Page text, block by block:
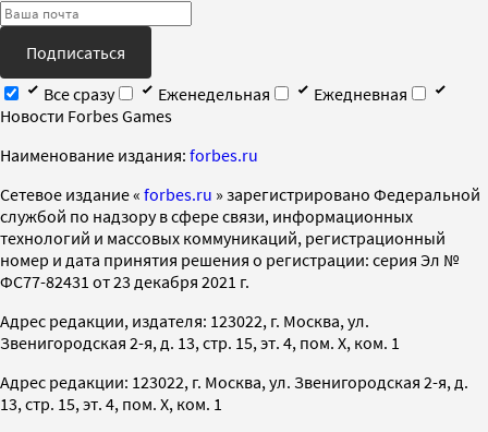
Подписаться
Все сразу
Еженедельная
Ежедневная
Новости Forbes Games
Наименование издания: forbes.ru
Cетевое издание « forbes.ru » зарегистрировано Федеральной
службой по надзору в сфере связи, информационных
технологий и массовых коммуникаций, регистрационный
номер и дата принятия решения о регистрации: серия Эл №
ФС77-82431 от 23 декабря 2021 г.
Адрес редакции, издателя: 123022, г. Москва, ул.
Звенигородская 2-я, д. 13, стр. 15, эт. 4, пом. X, ком. 1
Адрес редакции: 123022, г. Москва, ул. Звенигородская 2-я, д.
13, стр. 15, эт. 4, пом. X, ком. 1